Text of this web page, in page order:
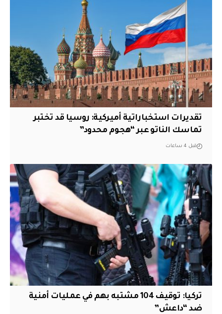
تقديرات استخباراتية أميركية: روسيا قد تختبر
تماسك الناتو عبر “هجوم محدود”
قبل 4 ساعات
تركيا: توقيف 104 مشتبه بهم في عمليات أمنية
ضد “داعش”